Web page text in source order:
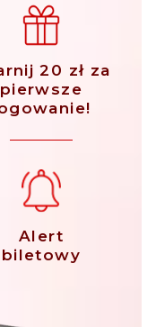
20 zł za
pierwsze
Alert
biletowy